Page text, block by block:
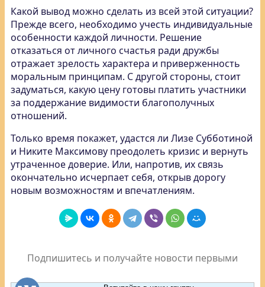
Какой вывод можно сделать из всей этой ситуации?
Прежде всего, необходимо учесть индивидуальные
особенности каждой личности. Решение
отказаться от личного счастья ради дружбы
отражает зрелость характера и приверженность
моральным принципам. С другой стороны, стоит
задуматься, какую цену готовы платить участники
за поддержание видимости благополучных
отношений.
Только время покажет, удастся ли Лизе Субботиной
и Никите Максимову преодолеть кризис и вернуть
утраченное доверие. Или, напротив, их связь
окончательно исчерпает себя, открыв дорогу
новым возможностям и впечатлениям.
Подпишитесь и получайте новости первыми